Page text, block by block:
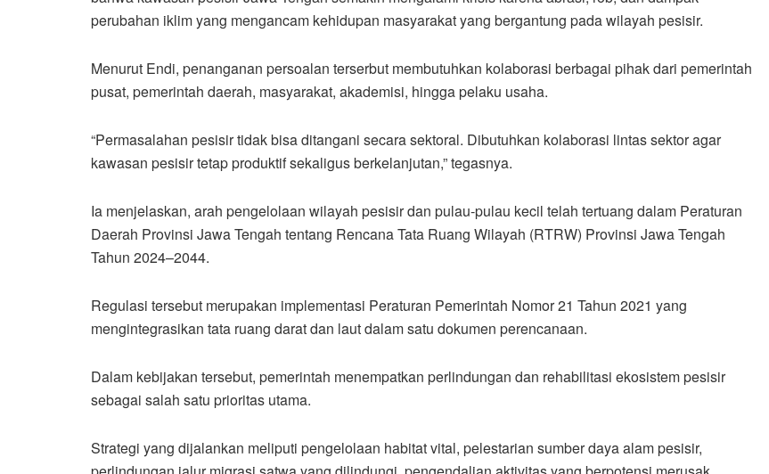
perubahan iklim yang mengancam kehidupan masyarakat yang bergantung pada wilayah pesisir.
Menurut Endi, penanganan persoalan terserbut membutuhkan kolaborasi berbagai pihak dari pemerintah
pusat, pemerintah daerah, masyarakat, akademisi, hingga pelaku usaha.
“Permasalahan pesisir tidak bisa ditangani secara sektoral. Dibutuhkan kolaborasi lintas sektor agar
kawasan pesisir tetap produktif sekaligus berkelanjutan,” tegasnya.
Ia menjelaskan, arah pengelolaan wilayah pesisir dan pulau-pulau kecil telah tertuang dalam Peraturan
Daerah Provinsi Jawa Tengah tentang Rencana Tata Ruang Wilayah (RTRW) Provinsi Jawa Tengah
Tahun 2024–2044.
Regulasi tersebut merupakan implementasi Peraturan Pemerintah Nomor 21 Tahun 2021 yang
mengintegrasikan tata ruang darat dan laut dalam satu dokumen perencanaan.
Dalam kebijakan tersebut, pemerintah menempatkan perlindungan dan rehabilitasi ekosistem pesisir
sebagai salah satu prioritas utama.
Strategi yang dijalankan meliputi pengelolaan habitat vital, pelestarian sumber daya alam pesisir,